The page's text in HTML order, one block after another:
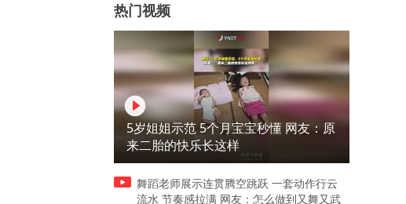
热门视频
5岁姐姐示范 5个月宝宝秒懂 网友：原
来二胎的快乐长这样
舞蹈老师展示连贯腾空跳跃 一套动作行云
流水 节奏感拉满 网友：怎么做到又舞又武